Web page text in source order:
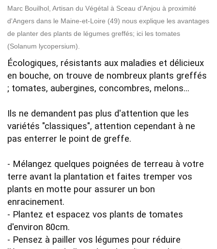
Marc Bouilhol, Artisan du Végétal à Sceau d'Anjou à proximité
d'Angers dans le Maine-et-Loire (49) nous explique les avantages
de planter des plants de légumes greffés; ici les tomates
(Solanum lycopersium).
Écologiques, résistants aux maladies et délicieux
en bouche, on trouve de nombreux plants greffés
; tomates, aubergines, concombres, melons...
Ils ne demandent pas plus d'attention que les
variétés "classiques", attention cependant à ne
pas enterrer le point de greffe.
- Mélangez quelques poignées de terreau à votre
terre avant la plantation et faites tremper vos
plants en motte pour assurer un bon
enracinement.
- Plantez et espacez vos plants de tomates
d'environ 80cm.
- Pensez à pailler vos légumes pour réduire